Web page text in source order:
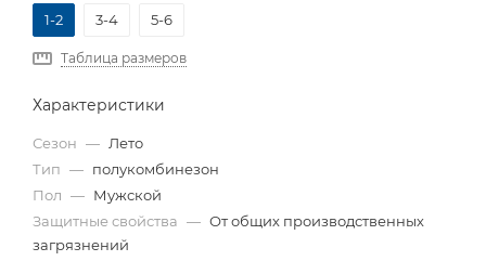
1-2 3-4 5-6
Таблица размеров
Характеристики
Сезон — Лето
Тип — полукомбинезон
Пол — Мужской
Защитные свойства — От общих производственных
загрязнений